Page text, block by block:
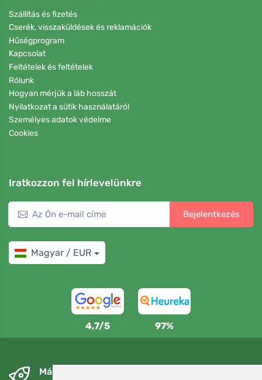
Szállítás és fizetés
Cserék, visszaküldések és reklamációk
Hűségprogram
Kapcsolat
Feltételek és feltételek
Rólunk
Hogyan mérjük a láb hosszát
Nyilatkozat a sütik használatáról
Személyes adatok védelme
Cookies
Iratkozzon fel hírlevelünkre
Bejelentkezés
Magyar / EUR
4,7/5 97%
Másnapra és ingyenesen